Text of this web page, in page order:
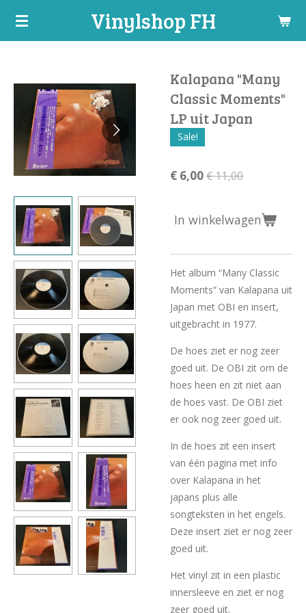
Ga
hoofdinhoud
Vinylshop FH
Kalapana "Many
Classic Moments"
LP uit Japan
Sale!
€ 6,00€ 11,00
In winkelwagen
Het album “Many Classic
Moments” van Kalapana uit
Japan met OBI en insert,
uitgebracht in 1977.
De hoes ziet er nog zeer
goed uit. De OBI zit om de
hoes heen en zit niet aan
de hoes vast. De OBI ziet
er ook nog zeer goed uit.
In de hoes zit een insert
van één pagina met info
over Kalapana in het
japans plus alle
songteksten in het engels.
Deze insert ziet er nog zeer
goed uit.
Het vinyl zit in een plastic
innersleeve en ziet er nog
zeer goed uit.